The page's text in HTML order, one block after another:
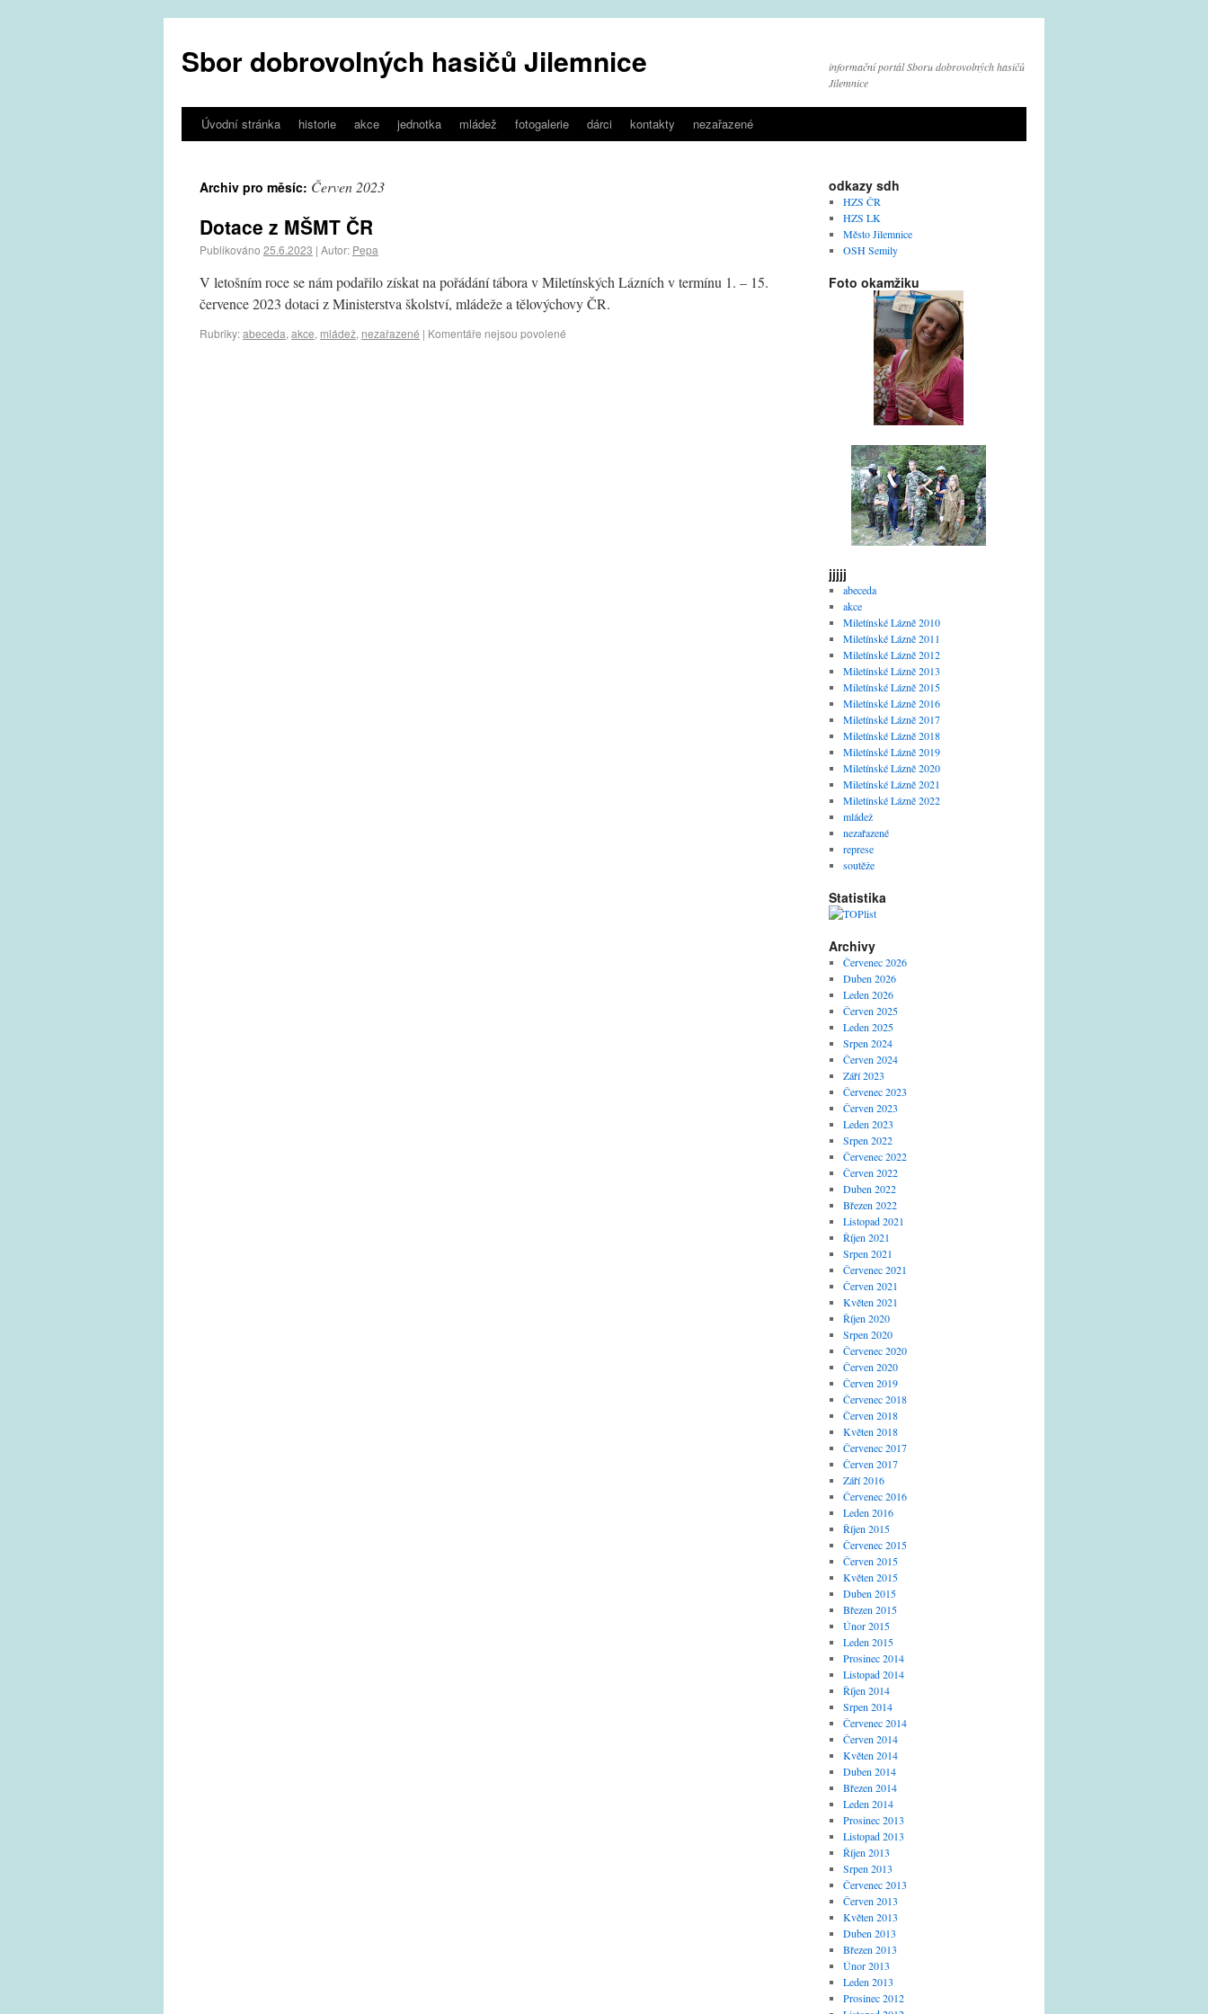
Sbor dobrovolných hasičů Jilemnice
informační portál Sboru dobrovolných hasičů
Jilemnice
Úvodní stránka historie akce jednotka mládež fotogalerie dárci kontakty nezařazené
Archiv pro měsíc: Červen 2023
Dotace z MŠMT ČR
Publikováno 25.6.2023 | Autor: Pepa
V letošním roce se nám podařilo získat na pořádání tábora v Miletínských Lázních v termínu 1. – 15.
července 2023 dotaci z Ministerstva školství, mládeže a tělovýchovy ČR.
Rubriky:abeceda, akce, mládež, nezařazené | Komentáře nejsou povolené
odkazy sdh
HZS ČR
HZS LK
Město Jilemnice
OSH Semily
Foto okamžiku
jjjjj
abeceda
akce
Miletínské Lázně 2010
Miletínské Lázně 2011
Miletínské Lázně 2012
Miletínské Lázně 2013
Miletínské Lázně 2015
Miletínské Lázně 2016
Miletínské Lázně 2017
Miletínské Lázně 2018
Miletínské Lázně 2019
Miletínské Lázně 2020
Miletínské Lázně 2021
Miletínské Lázně 2022
mládež
nezařazené
represe
soutěže
Statistika
Archivy
Červenec 2026
Duben 2026
Leden 2026
Červen 2025
Leden 2025
Srpen 2024
Červen 2024
Září 2023
Červenec 2023
Červen 2023
Leden 2023
Srpen 2022
Červenec 2022
Červen 2022
Duben 2022
Březen 2022
Listopad 2021
Říjen 2021
Srpen 2021
Červenec 2021
Červen 2021
Květen 2021
Říjen 2020
Srpen 2020
Červenec 2020
Červen 2020
Červen 2019
Červenec 2018
Červen 2018
Květen 2018
Červenec 2017
Červen 2017
Září 2016
Červenec 2016
Leden 2016
Říjen 2015
Červenec 2015
Červen 2015
Květen 2015
Duben 2015
Březen 2015
Únor 2015
Leden 2015
Prosinec 2014
Listopad 2014
Říjen 2014
Srpen 2014
Červenec 2014
Červen 2014
Květen 2014
Duben 2014
Březen 2014
Leden 2014
Prosinec 2013
Listopad 2013
Říjen 2013
Srpen 2013
Červenec 2013
Červen 2013
Květen 2013
Duben 2013
Březen 2013
Únor 2013
Leden 2013
Prosinec 2012